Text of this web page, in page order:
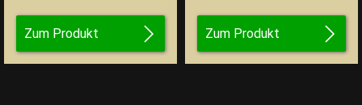
Zum Produkt Zum Produkt